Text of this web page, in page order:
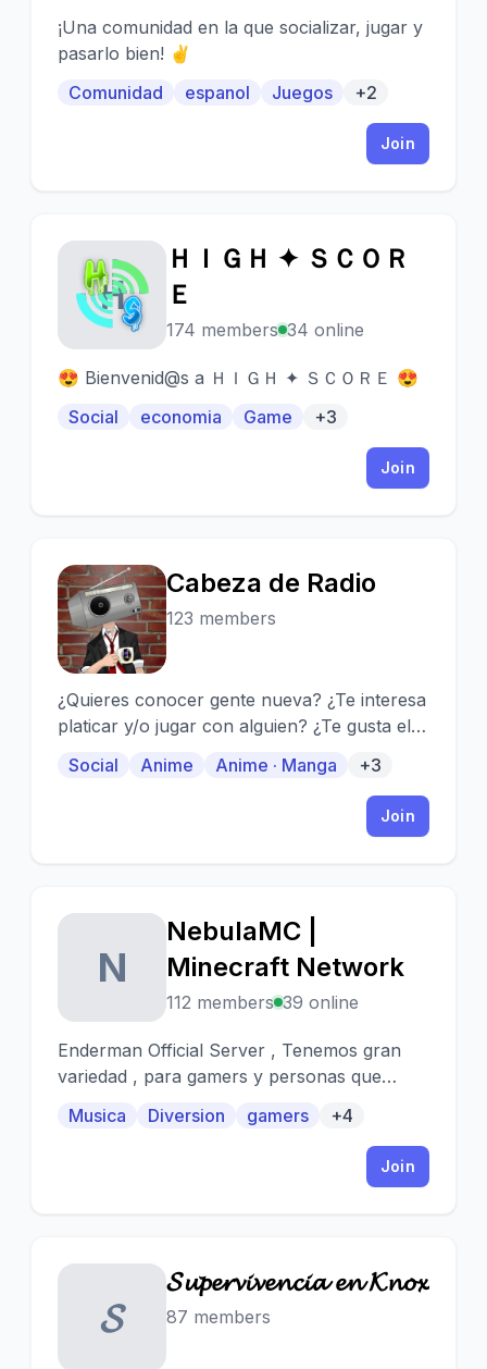
¡Una comunidad en la que socializar, jugar y
pasarlo bien! ✌️
Comunidad
espanol Juegos +2
Join
Ｈ
ＨＩＧＨ ✦ ＳＣＯＲ
Ｅ
174 members 34 online
😍 Bienvenid@s a ＨＩＧＨ ✦ ＳＣＯＲＥ 😍
Social
economia Game +3
Join
C
Cabeza de Radio
123 members
¿Quieres conocer gente nueva? ¿Te interesa
platicar y/o jugar con alguien? ¿Te gusta el
hacerlo? ¡Ven, este es tú lugar!
Social Anime Anime · Manga +3
Join
N
NebulaMC |
Minecraft Network
112 members 39 online
Enderman Official Server , Tenemos gran
variedad , para gamers y personas que
Musica Diversion gamers +4
Join
𝓢
𝓢𝓾𝓹𝓮𝓻𝓿𝓲𝓿𝓮𝓷𝓬𝓲𝓪 𝓮𝓷 𝓚𝓷𝓸𝔁
87 members